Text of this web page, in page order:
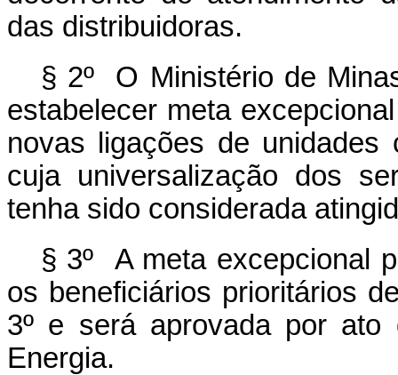
das distribuidoras.
§ 2º O Ministério de
estabelecer meta
novas ligações de unidades
cuja universalização dos
tenha sido considerada
§ 3º A meta excepcional
os beneficiários prioritários
3º e será aprovada por
Energia.